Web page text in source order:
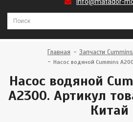
Главная Запчасти Cummins
Насос водяной Cummins
Насос водяной
A2300. Артикул
Китай